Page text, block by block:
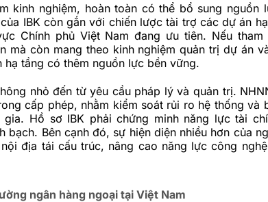
kinh nghiệm, hoàn toàn có thể bổ sung nguồn
IBK còn gắn với chiến lược tài trợ các dự án
Chính phủ Việt Nam đang ưu tiên. Nếu tham
mà còn mang theo kinh nghiệm quản trị dự án
tầng có thêm nguồn lực bền vững.
nhỏ đến từ yêu cầu pháp lý và quản trị.
cấp phép, nhằm kiểm soát rủi ro hệ thống và
Hồ sơ IBK phải chứng minh năng lực tài
bạch. Bên cạnh đó, sự hiện diện nhiều hơn của
địa tái cấu trúc, nâng cao năng lực công
ngân hàng ngoại tại Việt Nam